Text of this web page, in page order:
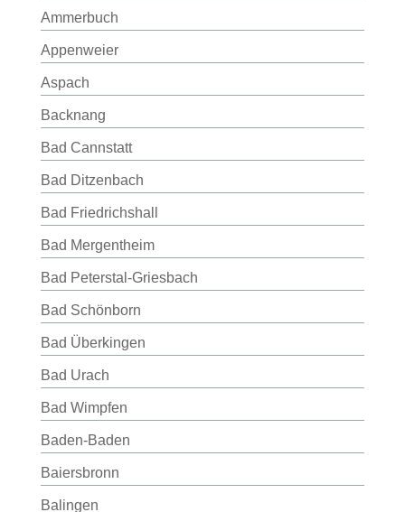
Ammerbuch
Appenweier
Aspach
Backnang
Bad Cannstatt
Bad Ditzenbach
Bad Friedrichshall
Bad Mergentheim
Bad Peterstal-Griesbach
Bad Schönborn
Bad Überkingen
Bad Urach
Bad Wimpfen
Baden-Baden
Baiersbronn
Balingen